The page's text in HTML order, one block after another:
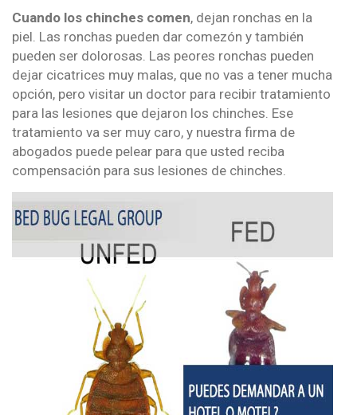
Cuando los chinches comen, dejan ronchas en la
piel. Las ronchas pueden dar comezón y también
pueden ser dolorosas. Las peores ronchas pueden
dejar cicatrices muy malas, que no vas a tener mucha
opción, pero visitar un doctor para recibir tratamiento
para las lesiones que dejaron los chinches. Ese
tratamiento va ser muy caro, y nuestra firma de
abogados puede pelear para que usted reciba
compensación para sus lesiones de chinches.